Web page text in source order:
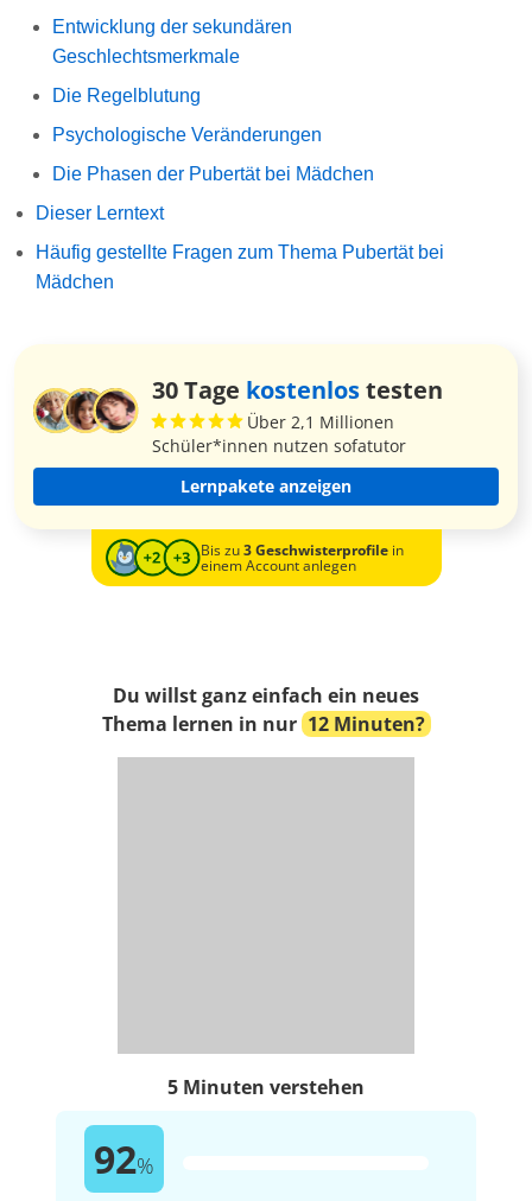
Entwicklung der sekundären
Geschlechtsmerkmale
Die Regelblutung
Psychologische Veränderungen
Die Phasen der Pubertät bei Mädchen
Dieser Lerntext
Häufig gestellte Fragen zum Thema Pubertät bei
Mädchen
30 Tage kostenlostesten
Über 2,1 Millionen
Schüler*innen nutzen sofatutor
Lernpakete anzeigen
Bis zu3 Geschwisterprofilein
einem Account anlegen
Du willst ganz einfach ein neues
Thema lernen in nur 12 Minuten?
5 Minuten verstehen
92%